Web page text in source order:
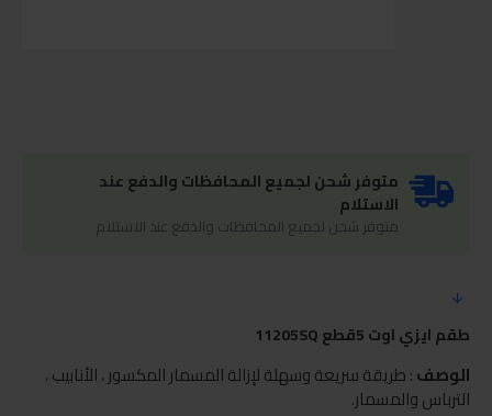
متوفر شحن لجميع المحافظات والدفع عند
الاستلام
متوفر شحن لجميع المحافظات والدفع عند الاستلام
طقم ايزي اوت 5قطع 11205SQ
الوصف: طريقة سريعة وسهلة لإزالة المسمار المكسور ، الأنابيب ،
الترباس والمسمار.